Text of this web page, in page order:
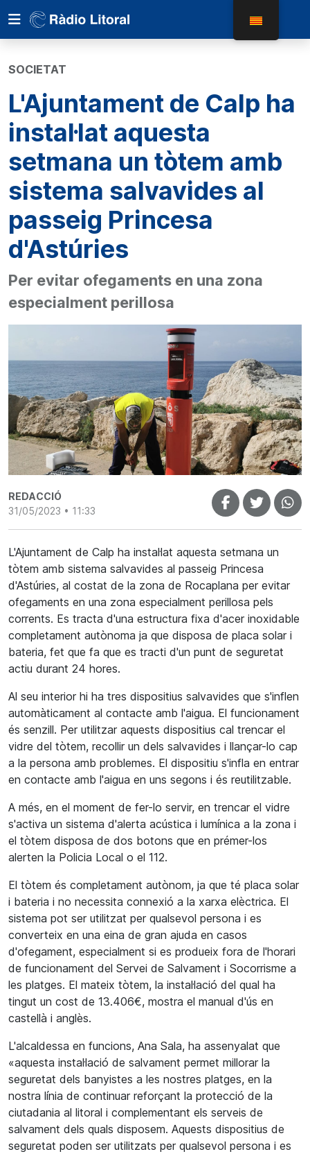
SOCIETAT
L'Ajuntament de Calp ha
instal·lat aquesta
setmana un tòtem amb
sistema salvavides al
passeig Princesa
d'Astúries
Per evitar ofegaments en una zona
especialment perillosa
REDACCIÓ
31/05/2023 • 11:33
L'Ajuntament de Calp ha instal·lat aquesta setmana un
tòtem amb sistema salvavides al passeig Princesa
d'Astúries, al costat de la zona de Rocaplana per evitar
ofegaments en una zona especialment perillosa pels
corrents. Es tracta d'una estructura fixa d'acer inoxidable
completament autònoma ja que disposa de placa solar i
bateria, fet que fa que es tracti d'un punt de seguretat
actiu durant 24 hores.
Al seu interior hi ha tres dispositius salvavides que s'inflen
automàticament al contacte amb l'aigua. El funcionament
és senzill. Per utilitzar aquests dispositius cal trencar el
vidre del tòtem, recollir un dels salvavides i llançar-lo cap
a la persona amb problemes. El dispositiu s'infla en entrar
en contacte amb l'aigua en uns segons i és reutilitzable.
A més, en el moment de fer-lo servir, en trencar el vidre
s'activa un sistema d'alerta acústica i lumínica a la zona i
el tòtem disposa de dos botons que en prémer-los
alerten la Policia Local o el 112.
El tòtem és completament autònom, ja que té placa solar
i bateria i no necessita connexió a la xarxa elèctrica. El
sistema pot ser utilitzat per qualsevol persona i es
converteix en una eina de gran ajuda en casos
d'ofegament, especialment si es produeix fora de l'horari
de funcionament del Servei de Salvament i Socorrisme a
les platges. El mateix tòtem, la instal·lació del qual ha
tingut un cost de 13.406€, mostra el manual d'ús en
castellà i anglès.
L'alcaldessa en funcions, Ana Sala, ha assenyalat que
«aquesta instal·lació de salvament permet millorar la
seguretat dels banyistes a les nostres platges, en la
nostra línia de continuar reforçant la protecció de la
ciutadania al litoral i complementant els serveis de
salvament dels quals disposem. Aquests dispositius de
seguretat poden ser utilitzats per qualsevol persona i es